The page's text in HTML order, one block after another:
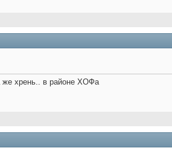
же хрень.. в районе ХОФа